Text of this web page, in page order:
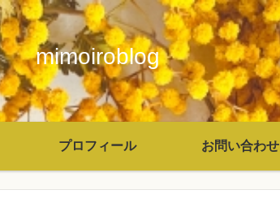
mimoiroblog
プロフィール お問い合わせ